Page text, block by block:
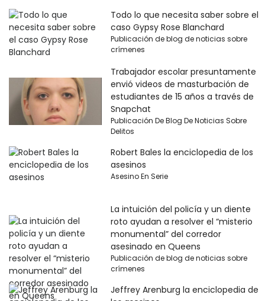
Todo lo que necesita saber sobre el
caso Gypsy Rose Blanchard
Publicación de blog de noticias sobre
crímenes
Trabajador escolar presuntamente
envió videos de masturbación de
estudiantes de 15 años a través de
Snapchat
Publicación De Blog De Noticias Sobre
Delitos
Robert Bales la enciclopedia de los
asesinos
Asesino En Serie
La intuición del policía y un diente
roto ayudan a resolver el “misterio
monumental” del corredor
asesinado en Queens
Publicación de blog de noticias sobre
crímenes
Jeffrey Arenburg la enciclopedia de